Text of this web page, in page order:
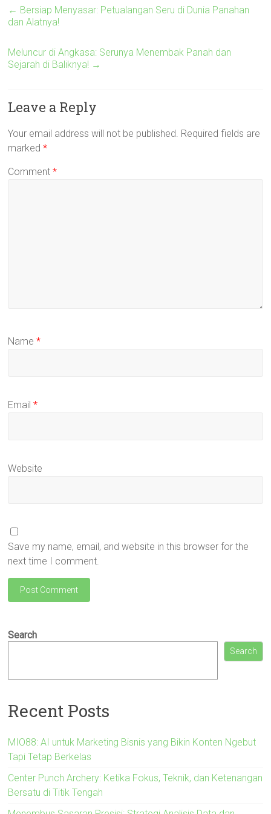
← Bersiap Menyasar: Petualangan Seru di Dunia Panahan
dan Alatnya!
Meluncur di Angkasa: Serunya Menembak Panah dan
Sejarah di Baliknya! →
Leave a Reply
Your email address will not be published. Required fields are
marked*
Comment*
Name*
Email*
Website
Save my name, email, and website in this browser for the
next time I comment.
Search
Search
Recent Posts
MIO88: AI untuk Marketing Bisnis yang Bikin Konten Ngebut
Tapi Tetap Berkelas
Center Punch Archery: Ketika Fokus, Teknik, dan Ketenangan
Bersatu di Titik Tengah